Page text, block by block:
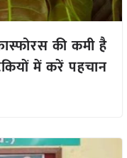
की कमी है
में करें पहचान